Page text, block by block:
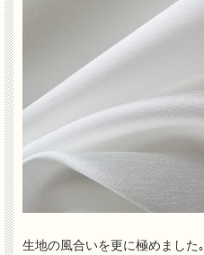
生地の風合いを更に極めました｡